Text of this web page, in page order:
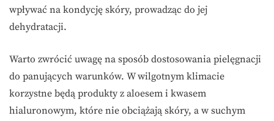
wpływać na kondycję skóry, prowadząc do jej
dehydratacji.
Warto zwrócić uwagę na sposób dostosowania pielęgnacji
do panujących warunków. W wilgotnym klimacie
korzystne będą produkty z aloesem i kwasem
hialuronowym, które nie obciążają skóry, a w suchym